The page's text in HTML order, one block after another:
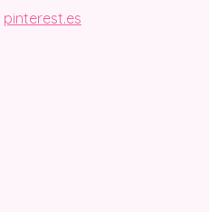
pinterest.es